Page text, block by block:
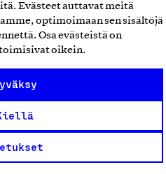
Evästeet auttavat meitä
optimoimaan sen sisältöjä
Osa evästeistä on
oikein.
-merkki